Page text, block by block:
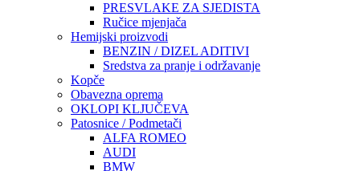
PRESVLAKE ZA SJEDISTA
Ručice mjenjača
Hemijski proizvodi
BENZIN / DIZEL ADITIVI
Sredstva za pranje i održavanje
Kopče
Obavezna oprema
OKLOPI KLJUČEVA
Patosnice / Podmetači
ALFA ROMEO
AUDI
BMW